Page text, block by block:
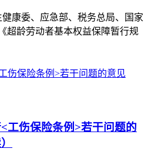
康委、应急部、税务总局、国家
超龄劳动者基本权益保障暂行规
工伤保险条例>若干问题的